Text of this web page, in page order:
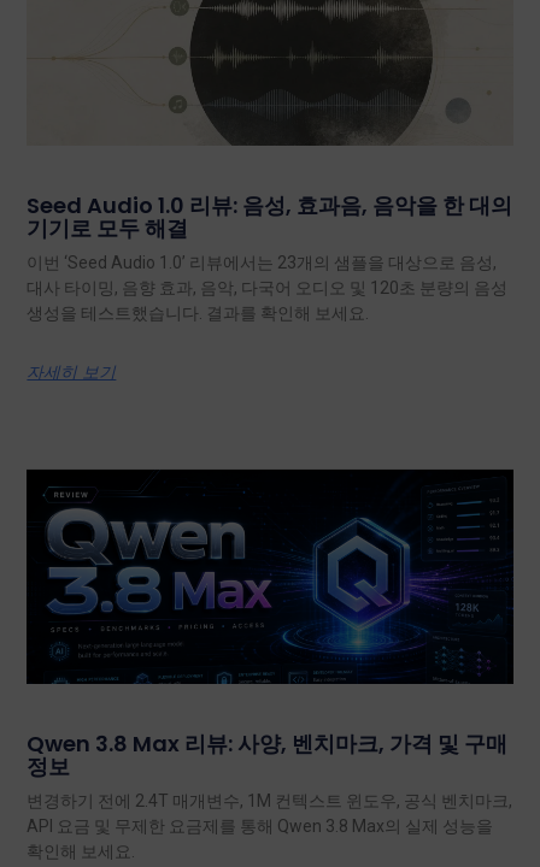
Seed Audio 1.0 리뷰: 음성, 효과음, 음악을 한 대의
기기로 모두 해결
이번 ‘Seed Audio 1.0’ 리뷰에서는 23개의 샘플을 대상으로 음성,
대사 타이밍, 음향 효과, 음악, 다국어 오디오 및 120초 분량의 음성
생성을 테스트했습니다. 결과를 확인해 보세요.
자세히 보기
Qwen 3.8 Max 리뷰: 사양, 벤치마크, 가격 및 구매
정보
변경하기 전에 2.4T 매개변수, 1M 컨텍스트 윈도우, 공식 벤치마크,
API 요금 및 무제한 요금제를 통해 Qwen 3.8 Max의 실제 성능을
확인해 보세요.